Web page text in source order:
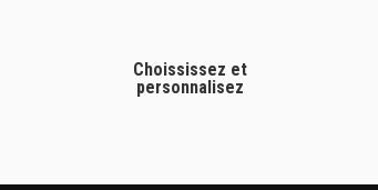
Choississez et
personnalisez